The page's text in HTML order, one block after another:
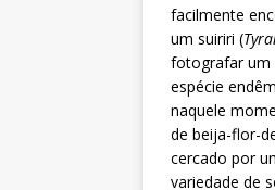
facilmente
um suiriri (
fotografar um
espécie
naquele
de beija-flor-
cercado por
variedade de